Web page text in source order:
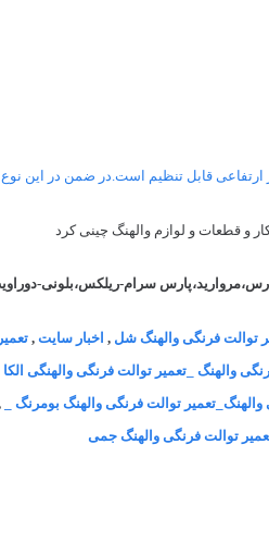
قابل تنظیم است.در ضمن در این
و قطعات و لوازم والهنگ چینی کرد
سرام-ریلکس،بلونی-
توالت فرنگی والهنگ شل , اخبار سایت ,
والهنگ _تعمیر توالت فرنگی والهنگی الکا
توالت فرنگی والهنگ بومرنگ _
توالت فرنگی والهنگ جمی